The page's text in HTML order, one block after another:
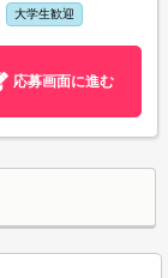
大学生歓迎
応募画面に進む